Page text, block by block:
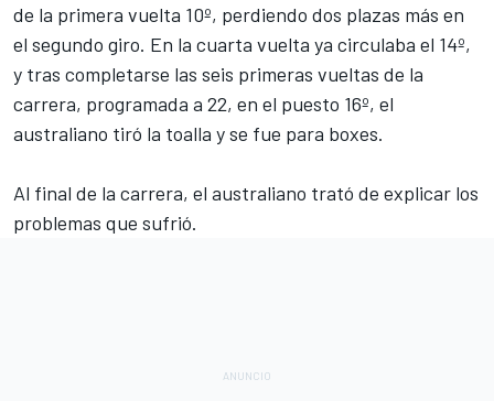
de la primera vuelta 10º, perdiendo dos plazas más en
el segundo giro. En la cuarta vuelta ya circulaba el 14º,
y tras completarse las seis primeras vueltas de la
carrera, programada a 22, en el puesto 16º, el
australiano tiró la toalla y se fue para boxes.
Al final de la carrera, el australiano trató de explicar los
problemas que sufrió.